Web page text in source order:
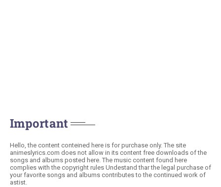
Important
Hello, the content conteined here is for purchase only. The site
animeslyrics.com does not allow in its content free downloads of the
songs and albums posted here. The music content found here
complies with the copyright rules Undestand thar the legal purchase of
your favorite songs and albums contributes to the continued work of
astist.